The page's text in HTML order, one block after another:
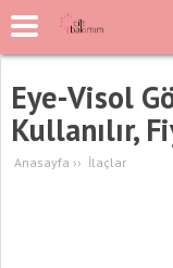
Eye-Visol
Kullanılır,
Anasayfa ›› İlaçlar